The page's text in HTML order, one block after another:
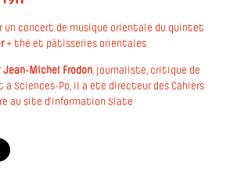
un concert de musique orientale du quintet
+ thé et pâtisseries orientales
Jean-Michel Frodon, journaliste, critique de
Sciences-Po, il a été directeur des Cahiers
au site d’information Slate